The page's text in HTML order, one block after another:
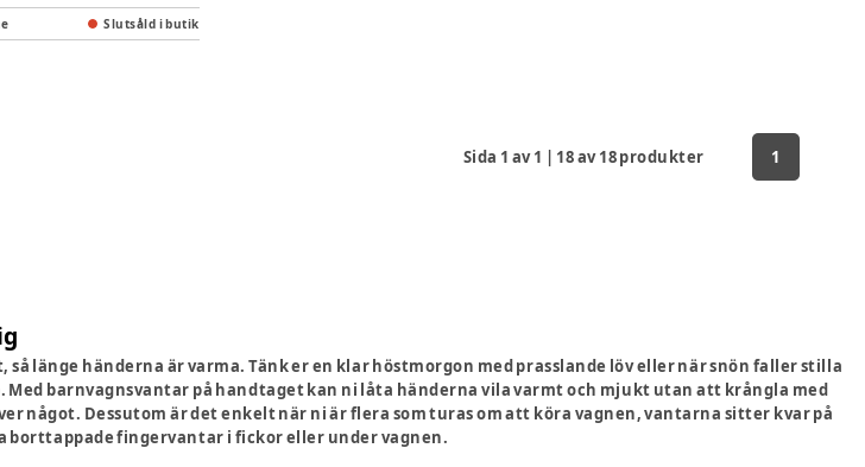
Slutsåld i butik
Sida 1 av1 | 18av18produkter 1
så länge händerna är varma. Tänk er en klar höstmorgon med prasslande löv eller när snön faller stilla
barnvagnsvantar på handtaget kan ni låta händerna vila varmt och mjukt utan att krångla med
något. Dessutom är det enkelt när ni är flera som turas om att köra vagnen, vantarna sitter kvar på
borttappade fingervantar i fickor eller under vagnen.